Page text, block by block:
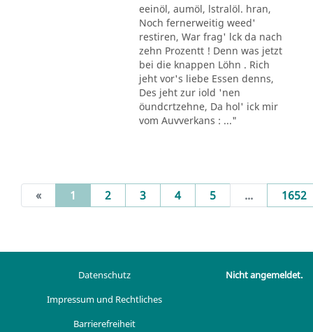
eeinöl, aumöl, lstralöl. hran,
Noch fernerweitig weed'
restiren, War frag' lck da nach
zehn Prozentt ! Denn was jetzt
bei die knappen Löhn . Rich
jeht vor's liebe Essen denns,
Des jeht zur iold 'nen
öundcrtzehne, Da hol' ick mir
vom Auvverkans : ..."
« 1 (current)
2 3 4 5 ... 1652
Datenschutz
Impressum und Rechtliches
Barrierefreiheit
Nicht angemeldet.